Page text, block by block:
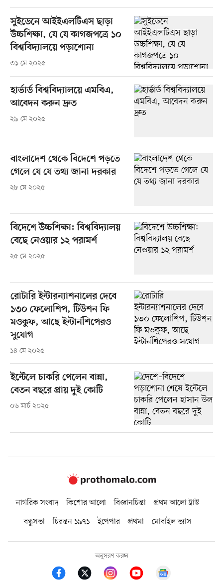
সুইডেনে আইইএলটিএস ছাড়া
উচ্চশিক্ষা, যে যে কাগজপত্রে ১০
বিশ্ববিদ্যালয়ে পড়াশোনা
৩১ মে ২০২৫
হার্ভার্ড বিশ্ববিদ্যালয়ে এমবিএ,
আবেদন করুন দ্রুত
২৯ মে ২০২৫
বাংলাদেশ থেকে বিদেশে পড়তে
গেলে যে যে তথ্য জানা দরকার
২৮ মে ২০২৫
বিদেশে উচ্চশিক্ষা: বিশ্ববিদ্যালয়
বেছে নেওয়ার ১২ পরামর্শ
২৫ মে ২০২৫
রোটারি ইন্টারন্যাশনালের দেবে
১৩০ ফেলোশিপ, টিউশন ফি
মওকুফ, আছে ইন্টার্নশিপেরও
সুযোগ
১৪ মে ২০২৫
ইন্টেলে চাকরি পেলেন বান্না,
বেতন বছরে প্রায় দুই কোটি
০৬ মার্চ ২০২৫
নাগরিক সংবাদ কিশোর আলো বিজ্ঞানচিন্তা
প্রথম আলো ট্রাস্ট
বন্ধুসভা
চিরন্তন ১৯৭১ ইপেপার প্রথমা মোবাইল ভ্যাস
অনুসরণ করুন